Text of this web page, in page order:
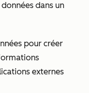
dans un
pour créer
externes